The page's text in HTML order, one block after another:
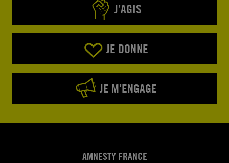
J’AGIS
JE DONNE
JE M’ENGAGE
AMNESTY FRANCE